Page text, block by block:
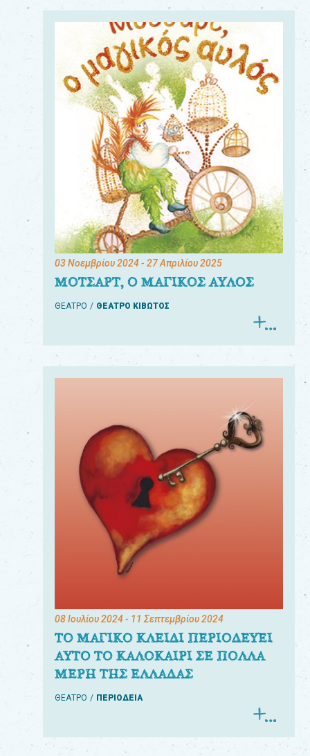
03 Νοεμβρίου 2024- 27 Απριλίου 2025
ΜΟΤΣΑΡΤ, Ο ΜΑΓΙΚΟΣ ΑΥΛΟΣ
ΘΕΑΤΡΟ ΘΕΑΤΡΟ ΚΙΒΩΤΟΣ
08 Ιουλίου 2024- 11 Σεπτεμβρίου 2024
ΤΟ ΜΑΓΙΚΟ ΚΛΕΙΔΙ ΠΕΡΙΟΔΕΥΕΙ
ΑΥΤΟ ΤΟ ΚΑΛΟΚΑΙΡΙ ΣΕ ΠΟΛΛΑ
ΜΕΡΗ ΤΗΣ ΕΛΛΑΔΑΣ
ΘΕΑΤΡΟ ΠΕΡΙΟΔΕΙΑ